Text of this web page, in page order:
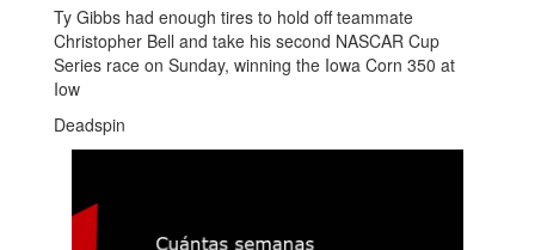
Ty Gibbs had enough tires to hold off teammate
Christopher Bell and take his second NASCAR Cup
Series race on Sunday, winning the Iowa Corn 350 at
Iow
Deadspin